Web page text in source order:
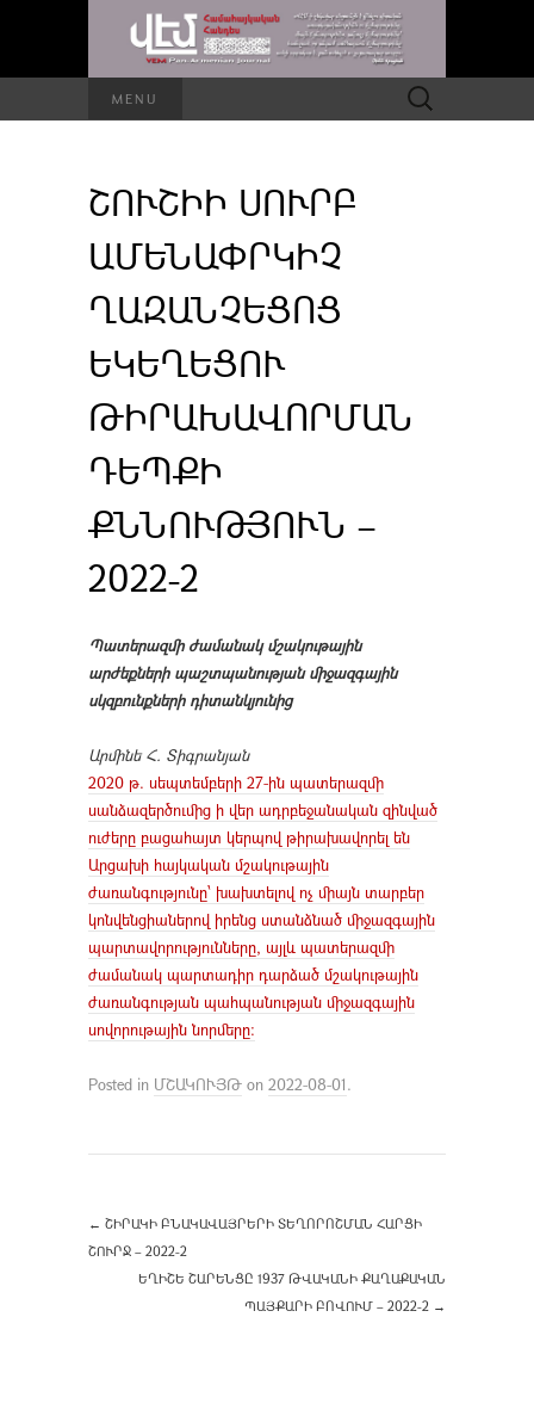
MENU Որոնել՝
ՇՈՒՇԻԻ ՍՈՒՐԲ
ԱՄԵՆԱՓՐԿԻՉ
ՂԱԶԱՆՉԵՑՈՑ
ԵԿԵՂԵՑՈՒ
ԹԻՐԱԽԱՎՈՐՄԱՆ
ԴԵՊՔԻ
ՔՆՆՈՒԹՅՈՒՆ –
2022-2
Պատերազմի ժամանակ մշակութային
արժեքների պաշտպանության միջազգային
սկզբունքների դիտանկյունից
Արմինե Հ. Տիգրանյան
2020 թ. սեպտեմբերի 27-ին պատերազմի
սանձազերծումից ի վեր ադրբեջանական զինված
ուժերը բացահայտ կերպով թիրախավորել են
Արցախի հայկական մշակութային
ժառանգությունը՝ խախտելով ոչ միայն տարբեր
կոնվենցիաներով իրենց ստանձնած միջազգային
պարտավորությունները, այլև պատերազմի
ժամանակ պարտադիր դարձած մշակութային
ժառանգության պահպանության միջազգային
սովորութային նորմերը։
Posted in ՄՇԱԿՈՒՅԹ on 2022-08-01.
← ՇԻՐԱԿԻ ԲՆԱԿԱՎԱՅՐԵՐԻ ՏԵՂՈՐՈՇՄԱՆ ՀԱՐՑԻ
ՇՈՒՐՋ – 2022-2
ԵՂԻՇԵ ՇԱՐԵՆՑԸ 1937 ԹՎԱԿԱՆԻ ՔԱՂԱՔԱԿԱՆ
ՊԱՅՔԱՐԻ ԲՈՎՈՒՄ – 2022-2 →